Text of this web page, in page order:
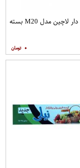
کیسه زیپ دار لاچین مدل M20 بسته
۰